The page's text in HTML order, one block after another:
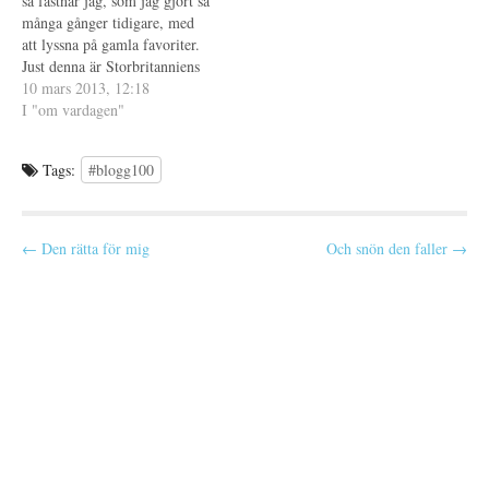
e
r
)
ö
n
s
t
e
r
många gånger tidigare, med
att lyssna på gamla favoriter.
Just denna är Storbritanniens
bidrag från 1992, det året när
Sverige anordnade ESC efter
Denna låt var min stora
favorit för året, även om
10 mars 2013, 12:18
I "om vardagen"
Tags: #blogg100
P
← Den rätta för mig Och snön den faller →